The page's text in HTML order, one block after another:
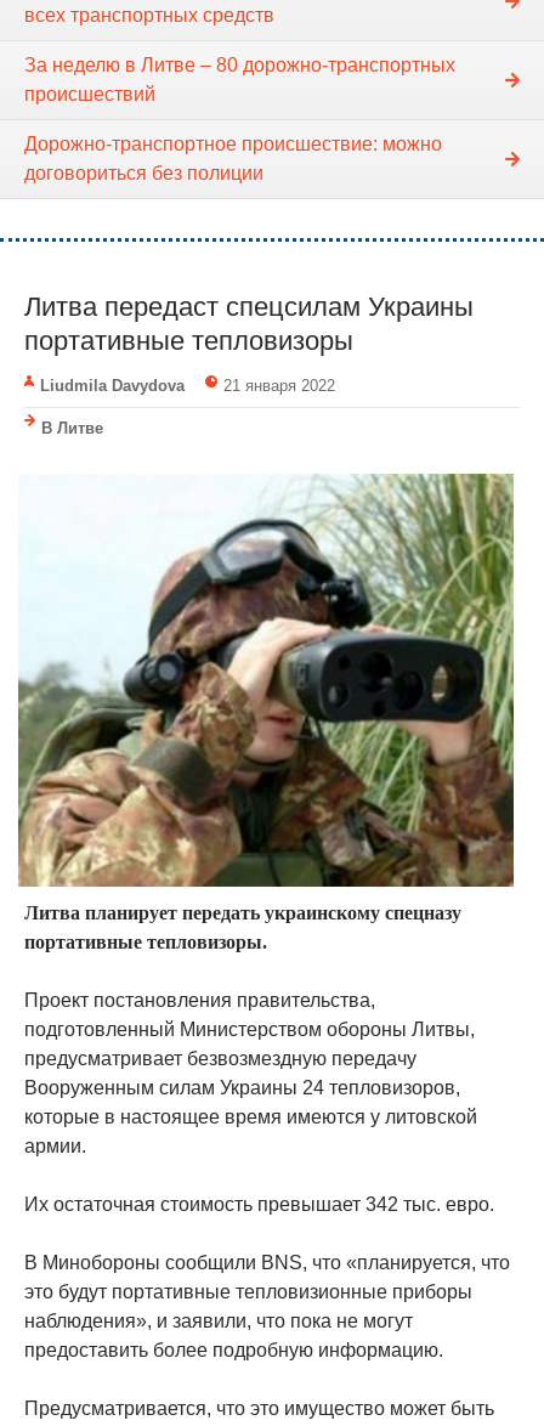
всех транспортных средств
За неделю в Литве – 80 дорожно-транспортных
происшествий
Дорожно-транспортное происшествие: можно
договориться без полиции
Литва передаст спецсилам Украины
портативные тепловизоры
Liudmila Davydova 21 января 2022
В Литве
Литва планирует передать украинскому спецназу
портативные тепловизоры.
Проект постановления правительства,
подготовленный Министерством обороны Литвы,
предусматривает безвозмездную передачу
Вооруженным силам Украины 24 тепловизоров,
которые в настоящее время имеются у литовской
армии.
Их остаточная стоимость превышает 342 тыс. евро.
В Минобороны сообщили BNS, что «планируется, что
это будут портативные тепловизионные приборы
наблюдения», и заявили, что пока не могут
предоставить более подробную информацию.
Предусматривается, что это имущество может быть